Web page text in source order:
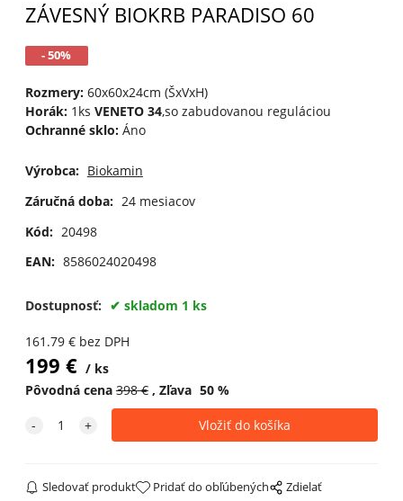
ZÁVESNÝ BIOKRB PARADISO 60
- 50%
Rozmery:60x60x24cm (ŠxVxH)
Horák: 1ks VENETO 34,so zabudovanou reguláciou
Ochranné sklo:Áno
Výrobca: Biokamin
Záručná doba: 24 mesiacov
Kód: 20498
EAN: 8586024020498
Dostupnosť: skladom 1 ks
161.79€ bez DPH
199 €
ks
Pôvodná cena 398€ Zľava 50%
Sledovať produkt Pridať do obľúbených Zdielať